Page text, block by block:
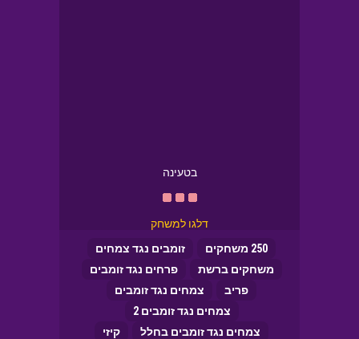
בטעינה
דלגו למשחק
250 משחקים
זומבים נגד צמחים
משחקים ברשת
פרחים נגד זומבים
פריב
צמחים נגד זומבים
צמחים נגד זומבים 2
צמחים נגד זומבים בחלל
קיזי